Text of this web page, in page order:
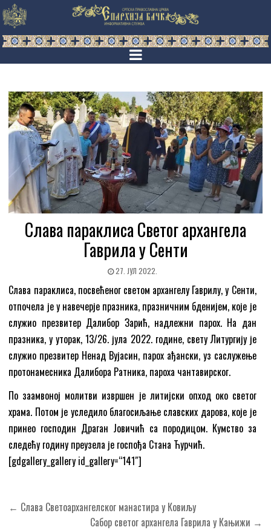
Слава параклиса Светог архангела
Гаврила у Сенти
27. ЈУЛ 2022.
Слава параклиса, посвећеног светом архангелу Гаврилу, у Сенти,
отпочела је у навечерје празника, празничним бденијем, које је
служио презвитер Далибор Зарић, надлежни парох. На дан
празника, у уторак, 13/26. јула 2022. године, свету Литургију је
служио презвитер Ненад Вујасин, парох ађански, уз саслужење
протонамесника Далибора Ратника, пароха чантавирског.
По заамвоној молитви извршен је литијски опход око светог
храма. Потом је уследило благосиљање славских дарова, које је
принео господин Драган Јовичић са породицом. Кумство за
следећу годину преузела је госпођа Стана Ћурчић.
[gdgallery_gallery id_gallery=“141″]
Кретање
← Слава Светоархангелског манастира у Ковиљу
Сабор светог архангела Гаврила у Кањижи →